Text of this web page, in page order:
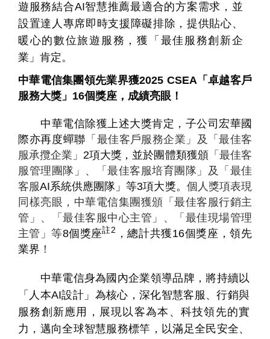
遊服務結合AI智慧推薦最適合的方案需求，並
設置達人專席即時支援障礙排除，提供貼心、
暖心的數位旅遊服務，獲「最佳服務創新企
業」肯定。
中華電信集團領先業界獲2025 CSEA「卓越客戶
服務大獎」 16個獎座，成績亮眼！
中華電信除獲上述大獎肯定，子公司宏華國
際亦再度蟬聯 「最佳客戶服務企業」及「最佳客
服承攬企業」 2項大獎，並於團體類獲頒 「最佳客
服管理團隊」、「最佳客服培育團隊」及「最佳
客服AI系統供應團隊」等3項大獎。個人獎項表現
同樣亮眼，中華電信集團獲頒「最佳客服行銷主
管」、「最佳客服中心主管」、「最佳現場管理
主管」等8個獎座註2 ，總計共獲16個獎座，領先
業界 ！
中華電信身為國內企業領導品牌，將持續以
「人本AI設計」為核心，深化智慧客服、行銷與
服務創新應用，展現以客為本、科技領先的實
力，邁向全球智慧服務標竿，以滿足全民安全、